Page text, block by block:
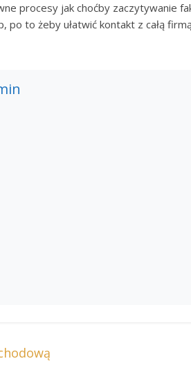
procesy jak choćby zaczytywanie
po to żeby ułatwić kontakt z całą